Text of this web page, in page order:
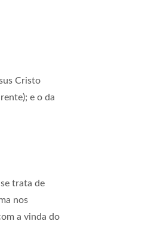
Cristo
e o da
trata de
nos
a vinda do